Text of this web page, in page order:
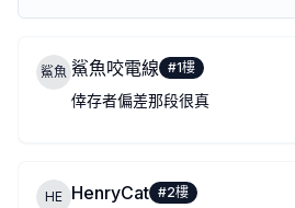
履歷本身的品質：agent 幫你整理了
它還是有用，只是要用對地方
說了這麼多不是要否定這個工具。我
2026-04-18T00:20:00.922+00:00
鯊魚 鯊魚咬電線 #1樓
倖存者偏差那段很真
HE HenryCat #2樓